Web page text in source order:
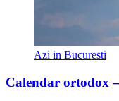
Azi in Bucuresti
Calendar ortodox